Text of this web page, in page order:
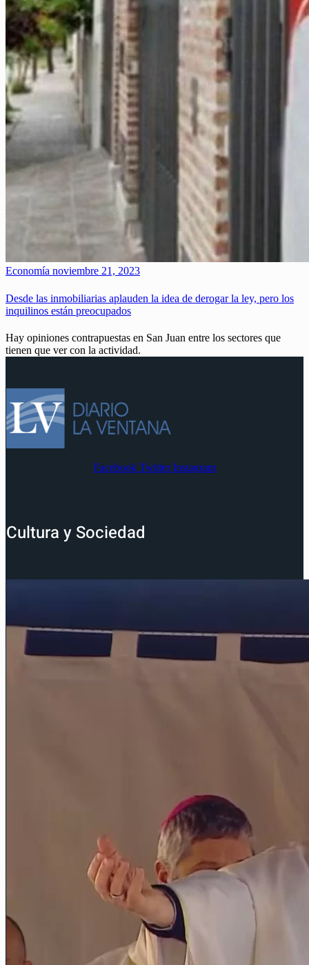
Economía noviembre 21, 2023
Desde las inmobiliarias aplauden la idea de derogar la ley, pero los
inquilinos están preocupados
Hay opiniones contrapuestas en San Juan entre los sectores que
tienen que ver con la actividad.
Facebook Twitter Instagram
Cultura y Sociedad